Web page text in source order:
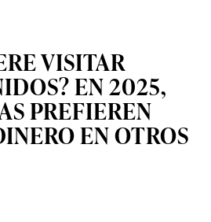
VISITAR
EN 2025,
PREFIEREN
EN OTROS